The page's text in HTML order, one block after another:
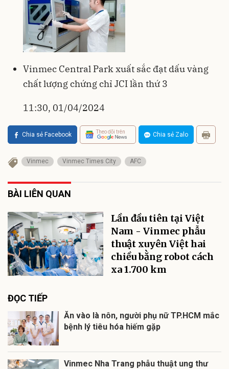
Vinmec Central Park xuất sắc đạt dấu vàng
chất lượng chứng chỉ JCI lần thứ 3
11:30, 01/04/2024
Chia sẻ Facebook Theo dõi trên Chia sẻ Zalo
Vinmec Vinmec Times City AFC
BÀI LIÊN QUAN
Lần đầu tiên tại Việt
Nam - Vinmec phẫu
thuật xuyên Việt hai
chiều bằng robot cách
xa 1.700 km
ĐỌC TIẾP
Ăn vào là nôn, người phụ nữ TP.HCM mắc
bệnh lý tiêu hóa hiếm gặp
Vinmec Nha Trang phẫu thuật ung thư